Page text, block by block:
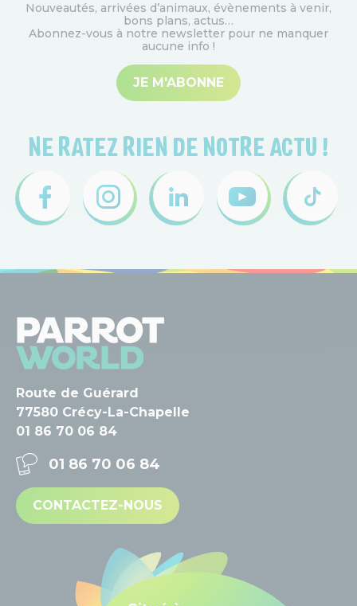
Nouveautés, arrivées d’animaux, évènements à venir,
bons plans, actus…
Abonnez-vous à notre newsletter pour ne manquer
aucune info !
JE M'ABONNE
NE RATEZ RIEN DE NOTRE ACTU !
Route de Guérard
77580 Crécy-La-Chapelle
01 86 70 06 84
01 86 70 06 84
CONTACTEZ-NOUS